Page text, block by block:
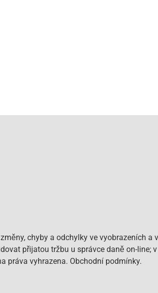
chyby a odchylky ve vyobrazeních a
přijatou tržbu u správce daně on-line;
práva vyhrazena. Obchodní podmínky.